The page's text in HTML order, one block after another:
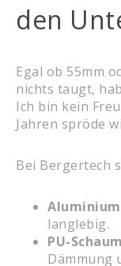
den
Egal ob 55mm
nichts taugt,
Ich bin kein
Jahren spröde
Bei Bergertech
langlebig.
PU-
Dämmung